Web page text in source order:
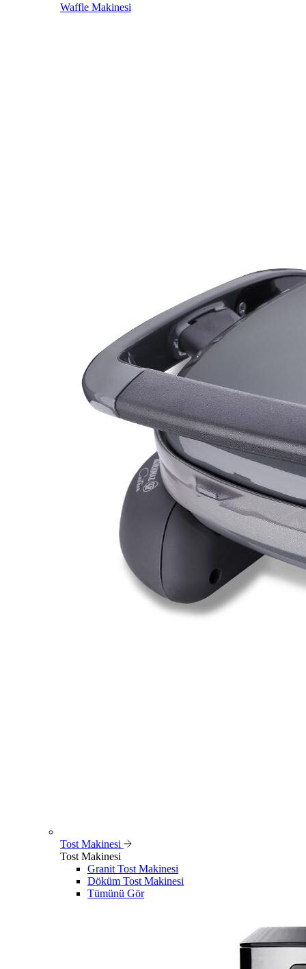
Waffle Makinesi
Tost Makinesi
Tost Makinesi
Granit Tost Makinesi
Döküm Tost Makinesi
Tümünü Gör